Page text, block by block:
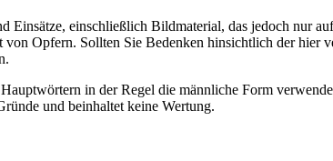
Einsätze, einschließlich Bildmaterial, das jedoch nur
Opfern. Sollten Sie Bedenken hinsichtlich der
in der Regel die männliche Form
und beinhaltet keine Wertung.